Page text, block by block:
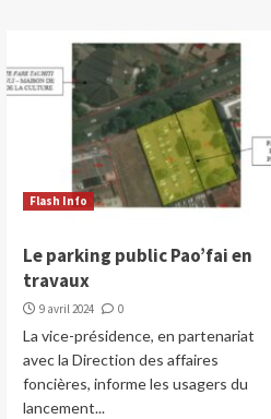
Flash Info
Le parking public Pao’fai en
travaux
9 avril 2024 0
La vice-présidence, en partenariat
avec la Direction des affaires
foncières, informe les usagers du
lancement...